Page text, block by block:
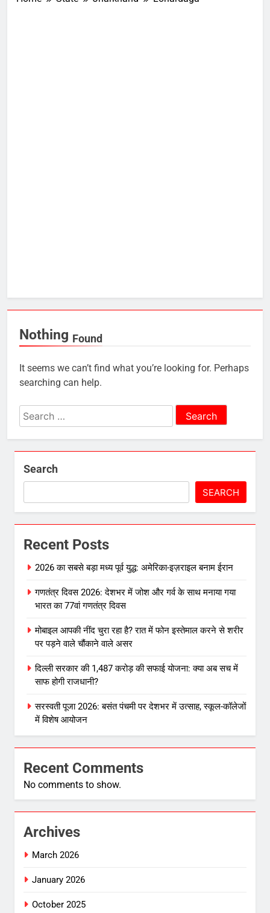
Nothing Found
It seems we can’t find what you’re looking for. Perhaps
searching can help.
Search
for:
Search
SEARCH
Recent Posts
2026 का सबसे बड़ा मध्य पूर्व युद्ध: अमेरिका-इज़राइल बनाम ईरान
गणतंत्र दिवस 2026: देशभर में जोश और गर्व के साथ मनाया गया
भारत का 77वां गणतंत्र दिवस
मोबाइल आपकी नींद चुरा रहा है? रात में फोन इस्तेमाल करने से शरीर
पर पड़ने वाले चौंकाने वाले असर
दिल्ली सरकार की 1,487 करोड़ की सफाई योजना: क्या अब सच में
साफ होगी राजधानी?
सरस्वती पूजा 2026: बसंत पंचमी पर देशभर में उत्साह, स्कूल-कॉलेजों
में विशेष आयोजन
Recent Comments
No comments to show.
Archives
March 2026
January 2026
October 2025